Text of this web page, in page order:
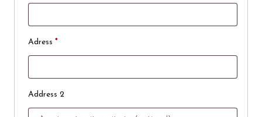
Adress *
Address 2